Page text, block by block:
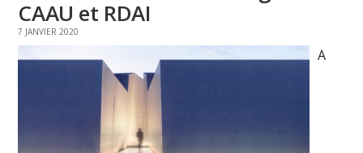
CAAU et RDAI
7 JANVIER 2020
A